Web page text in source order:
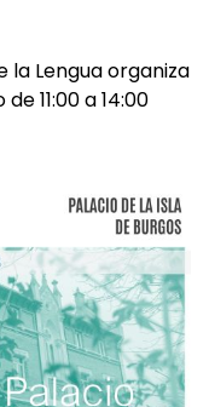
Lengua organiza
11:00 a 14:00